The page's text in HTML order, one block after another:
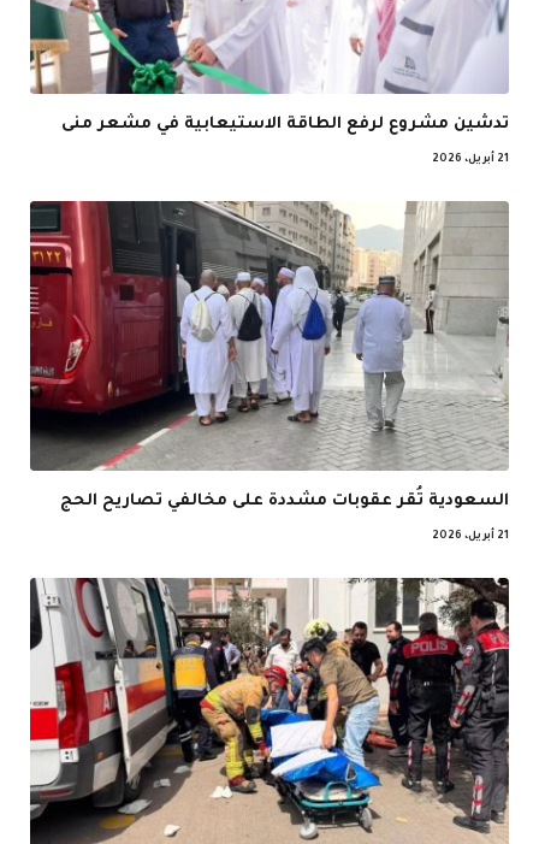
تدشين مشروع لرفع الطاقة الاستيعابية في مشعر منى
21 أبريل، 2026
السعودية تُقر عقوبات مشددة على مخالفي تصاريح الحج
21 أبريل، 2026